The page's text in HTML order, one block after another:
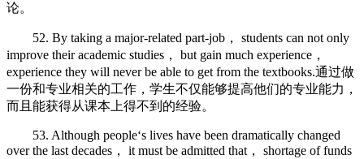
论。
52. By taking a major-related part-job， students can not only
improve their academic studies， but gain much experience，
experience they will never be able to get from the textbooks.通过做
一份和专业相关的工作，学生不仅能够提高他们的专业能力，
而且能获得从课本上得不到的经验。
53. Although people‘s lives have been dramatically changed
over the last decades， it must be admitted that， shortage of funds